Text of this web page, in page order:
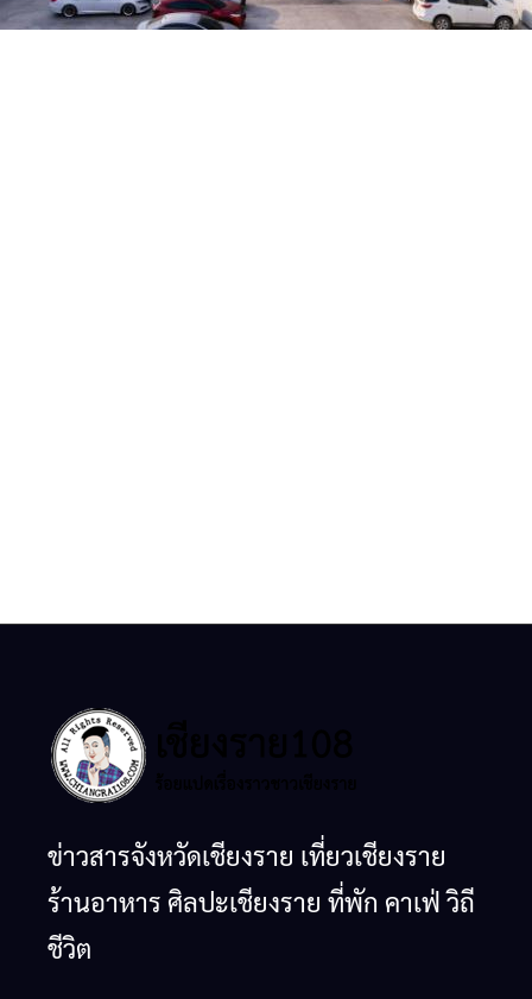
ข่าวสารจังหวัดเชียงราย เที่ยวเชียงราย
ร้านอาหาร ศิลปะเชียงราย ที่พัก คาเฟ่ วิถี
ชีวิต